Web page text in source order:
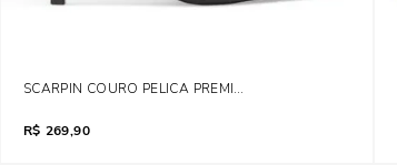
SCARPIN COURO PELICA PREMIUM PRETO
R$ 269,90